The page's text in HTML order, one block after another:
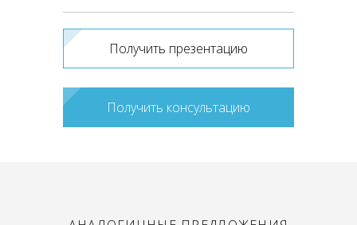
Получить презентацию
Получить консультацию